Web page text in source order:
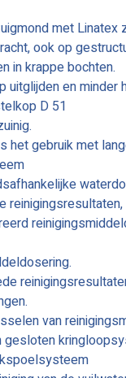
met Linatex
ook op
in krappe bochten.
uitglijden en minder
D 51
het gebruik met
van
gesloten